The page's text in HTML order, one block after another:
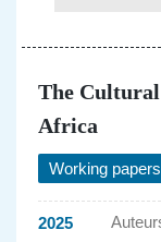
The
Africa
Working papers
2025